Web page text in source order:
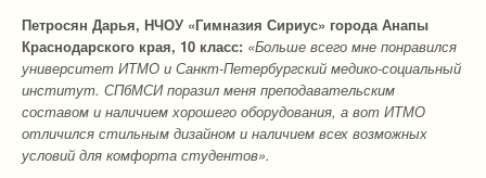
Петросян Дарья, НЧОУ «Гимназия Сириус» города Анапы
Краснодарского края, 10 класс: «Больше всего мне понравился
университет ИТМО и Санкт-Петербургский медико-социальный
институт. СПбМСИ поразил меня преподавательским
составом и наличием хорошего оборудования, а вот ИТМО
отличился стильным дизайном и наличием всех возможных
условий для комфорта студентов».